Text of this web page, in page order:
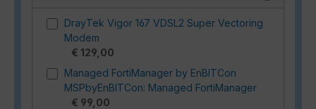
DrayTek Vigor 167 VDSL2 Super Vectoring
Modem
€ 129,00
Managed FortiManager by EnBITCon
MSPbyEnBITCon: Managed FortiManager
€ 99,00